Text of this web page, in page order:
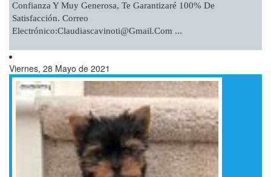
Confianza Y Muy Generosa, Te Garantizaré 100% De
Satisfacción. Correo
Electrónico:Claudiascavinoti@gmail.com ...
Viernes, 28 Mayo de 2021